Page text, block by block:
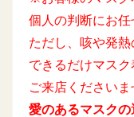
個人の判断にお任
ただし、咳や発
できるだけマスク
ご来店くださいま
愛のあるマスク